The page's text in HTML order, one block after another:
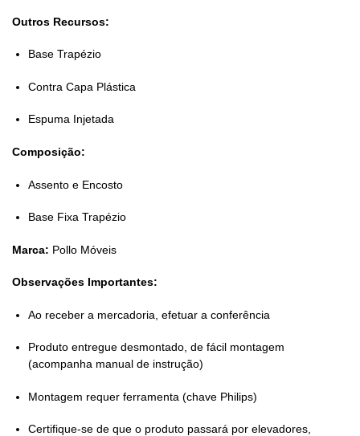
Outros Recursos:
Base Trapézio
Contra Capa Plástica
Espuma Injetada
Composição:
Assento e Encosto
Base Fixa Trapézio
Marca: Pollo Móveis
Observações Importantes:
Ao receber a mercadoria, efetuar a conferência
Produto entregue desmontado, de fácil montagem
(acompanha manual de instrução)
Montagem requer ferramenta (chave Philips)
Certifique-se de que o produto passará por elevadores,